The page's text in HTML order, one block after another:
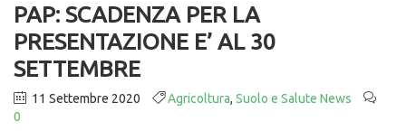
PAP: SCADENZA PER LA
PRESENTAZIONE E’ AL 30
SETTEMBRE
11 Settembre 2020 Agricoltura, Suolo e Salute News
0